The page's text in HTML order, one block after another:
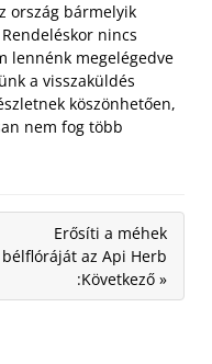
ország bármelyik
nincs
lennénk megelégedve
a visszaküldés
köszönhetően,
nem fog több
Erősíti a méhek
bélflóráját az Api Herb
:Következő »